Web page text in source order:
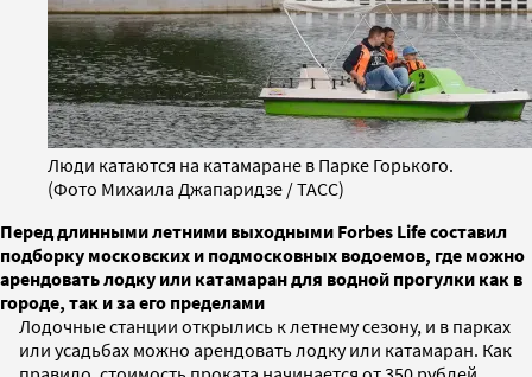
Люди катаются на катамаране в Парке Горького.
(Фото Михаила Джапаридзе / ТАСС)
Перед длинными летними выходными Forbes Life составил
подборку московских и подмосковных водоемов, где можно
арендовать лодку или катамаран для водной прогулки как в
городе, так и за его пределами
Лодочные станции открылись к летнему сезону, и в парках
или усадьбах можно арендовать лодку или катамаран. Как